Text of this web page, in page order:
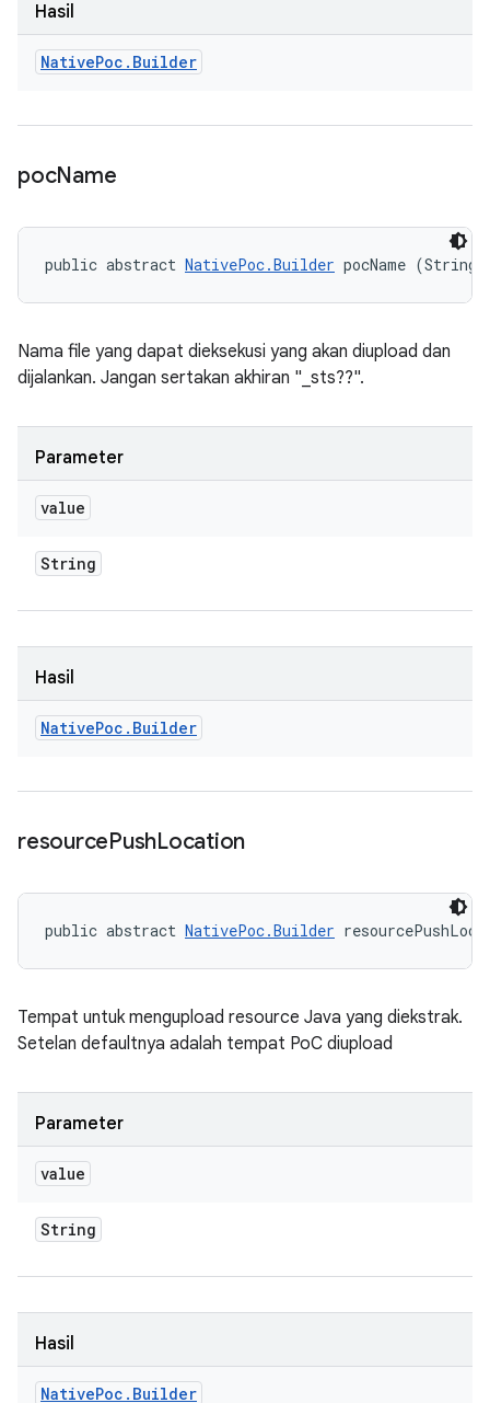
Hasil
NativePoc . Builder
pocName
public abstract NativePoc.Builder pocName (String
Nama file yang dapat dieksekusi yang akan diupload dan
dijalankan. Jangan sertakan akhiran "_sts??".
Parameter
value
String
Hasil
NativePoc . Builder
resourcePushLocation
public abstract NativePoc.Builder
Tempat untuk mengupload resource Java yang diekstrak.
Setelan defaultnya adalah tempat PoC diupload
Parameter
value
String
Hasil
NativePoc . Builder